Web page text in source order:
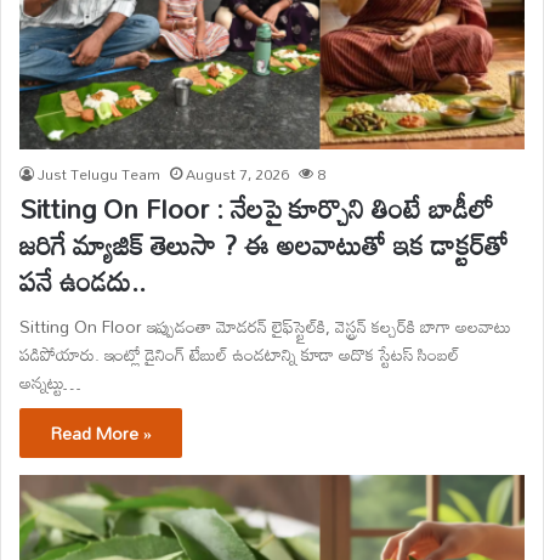
Just Telugu Team August 7, 2026 8
Sitting On Floor : నేలపై కూర్చొని తింటే బాడీలో
జరిగే మ్యాజిక్ తెలుసా ? ఈ అలవాటుతో ఇక డాక్టర్‌తో
పనే ఉండదు..
Sitting On Floor ఇప్పుడంతా మోడరన్ లైఫ్‌స్టైల్‌కి, వెస్ట్రన్ కల్చర్‌కి బాగా అలవాటు
పడిపోయారు. ఇంట్లో డైనింగ్ టేబుల్ ఉండటాన్ని కూడా అదొక స్టేటస్ సింబల్
అన్నట్టు…
Read More »